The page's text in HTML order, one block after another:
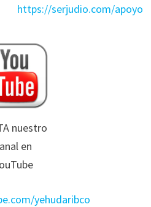
https://serjudio.com/apoyo
nuestro
en
yehudaribco